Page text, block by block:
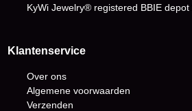
KyWi Jewelry® registered BBIE depot
Klantenservice
Over ons
Algemene voorwaarden
Verzenden